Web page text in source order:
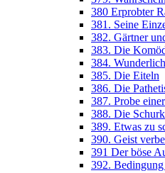
380 Erprobter
381. Seine
382. Gärtner
383. Die
384.
385. Die Eiteln
386. Die
387. Probe
388. Die
389. Etwas zu
390. Geist
391 Der böse
392.